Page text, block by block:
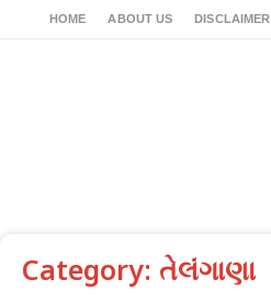
HOME ABOUT US DISCLAIMER
Category: તેલંગાણા